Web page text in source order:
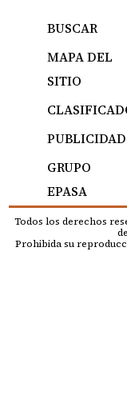
BUSCAR
MAPA DEL
SITIO
PUBLICIDAD
GRUPO
EPASA
Todos los derechos
Prohibida su